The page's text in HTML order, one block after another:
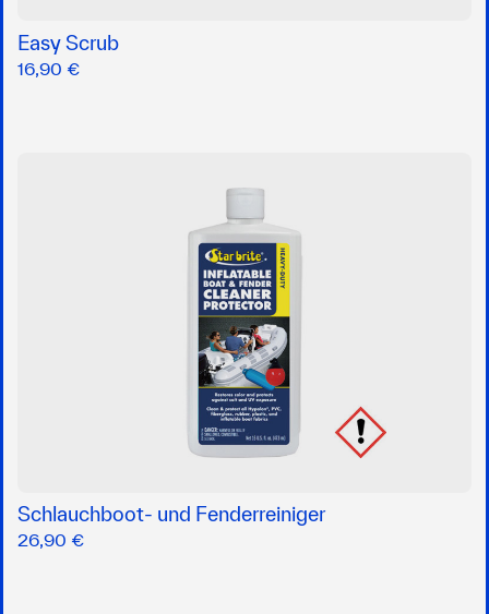
Easy Scrub
16,90 €
Schlauchboot- und Fenderreiniger
26,90 €